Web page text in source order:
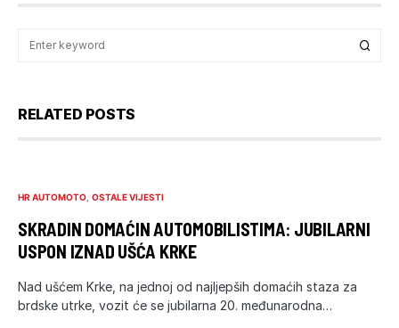
RELATED POSTS
HR AUTOMOTO OSTALE VIJESTI
SKRADIN DOMAĆIN AUTOMOBILISTIMA: JUBILARNI
USPON IZNAD UŠĆA KRKE
Nad ušćem Krke, na jednoj od najljepših domaćih staza za
brdske utrke, vozit će se jubilarna 20. međunarodna…